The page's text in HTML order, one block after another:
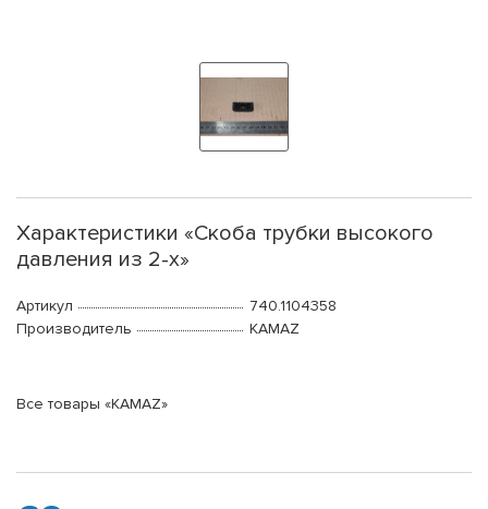
Характеристики «Скоба трубки высокого
давления из 2-х»
Артикул
740.1104358
Производитель
KAMAZ
Все товары «KAMAZ»